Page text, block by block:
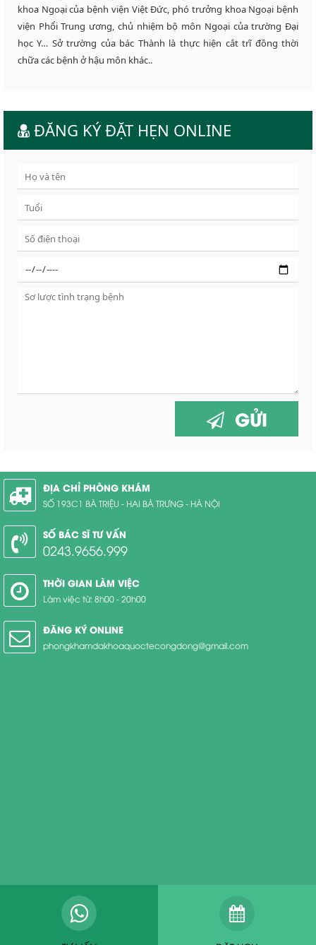
khoa Ngoại của bệnh viện Việt Đức, phó trưởng khoa Ngoại bệnh
viện Phổi Trung ương, chủ nhiệm bộ môn Ngoại của trường Đại
học Y… Sở trường của bác Thành là thực hiện cắt trĩ đồng thời
chữa các bệnh ở hậu môn khác..
ĐĂNG KÝ ĐẶT HẸN ONLINE
GỬI
ĐỊA CHỈ PHÒNG KHÁM
SỐ 193C1 BÀ TRIỆU - HAI BÀ TRƯNG - HÀ NỘI
SỐ BÁC SĨ TƯ VẤN
0243.9656.999
THỜI GIAN LÀM VIỆC
Làm việc từ: 8h00 - 20h00
ĐĂNG KÝ ONLINE
phongkhamdakhoaquoctecongdong@gmail.com